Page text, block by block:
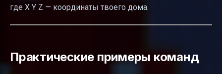
где X Y Z — координаты твоего дома.
Практические примеры команд